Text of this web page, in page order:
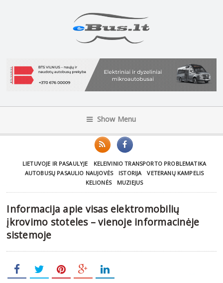
Show Menu
LIETUVOJE IR PASAULYJE
KELEIVINIO TRANSPORTO PROBLEMATIKA
AUTOBUSŲ PASAULIO NAUJOVĖS
ISTORIJA
VETERANŲ KAMPELIS
KELIONĖS
MUZIEJUS
Informacija apie visas elektromobilių
įkrovimo stoteles – vienoje informacinėje
sistemoje